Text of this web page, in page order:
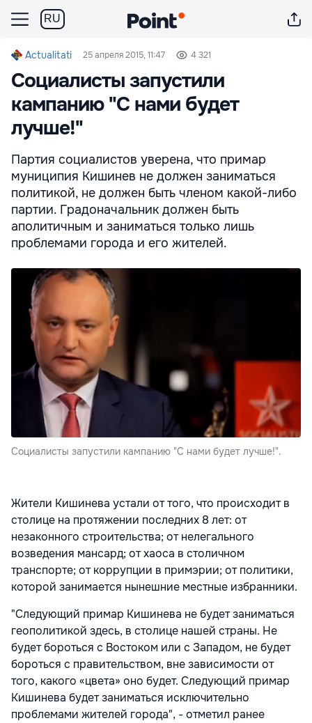
RU
Actualitati 25 апреля 2015, 11:47 4 321
Социалисты запустили
кампанию "С нами будет
лучше!"
Партия социалистов уверена, что примар
муниципия Кишинев не должен заниматься
политикой, не должен быть членом какой-либо
партии. Градоначальник должен быть
аполитичным и заниматься только лишь
проблемами города и его жителей.
Социалисты запустили кампанию "С нами будет лучше!".
Жители Кишинева устали от того, что происходит в
столице на протяжении последних 8 лет: от
незаконного строительства; от нелегального
возведения мансард; от хаоса в столичном
транспорте; от коррупции в примэрии; от политики,
которой занимается нынешние местные избранники.
"Следующий примар Кишинева не будет заниматься
геополитикой здесь, в столице нашей страны. Не
будет бороться с Востоком или с Западом, не будет
бороться с правительством, вне зависимости от
того, какого «цвета» оно будет. Следующий примар
Кишинева будет заниматься исключительно
проблемами жителей города", - отметил ранее